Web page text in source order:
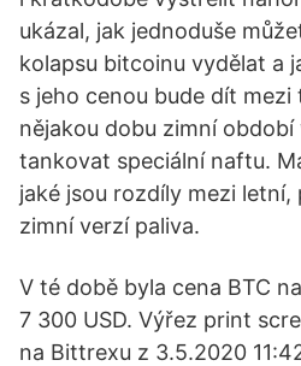
ukázal, jak jednoduše
kolapsu bitcoinu vydělat a
s jeho cenou bude dít mezi
nějakou dobu zimní
tankovat speciální naftu.
jaké jsou rozdíly mezi
zimní verzí paliva.
V té době byla cena BTC
7 300 USD. Výřez print
na Bittrexu z 3.5.2020